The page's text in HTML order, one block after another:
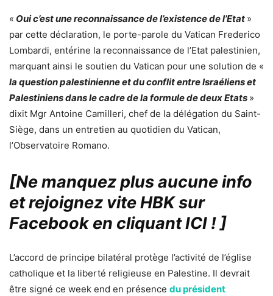
« Oui c’est une reconnaissance de l’existence de l’Etat »
par cette déclaration, le porte-parole du Vatican Frederico
Lombardi, entérine la reconnaissance de l’Etat palestinien,
marquant ainsi le soutien du Vatican pour une solution de «
la question palestinienne et du conflit entre Israéliens et
Palestiniens dans le cadre de la formule de deux Etats »
dixit Mgr Antoine Camilleri, chef de la délégation du Saint-
Siège, dans un entretien au quotidien du Vatican,
l’Observatoire Romano.
[Ne manquez plus aucune info
et rejoignez vite HBK sur
Facebook en cliquant ICI !]
L’accord de principe bilatéral protège l’activité de l’église
catholique et la liberté religieuse en Palestine. Il devrait
être signé ce week end en présence du président